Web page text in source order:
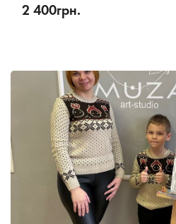
2 400грн.